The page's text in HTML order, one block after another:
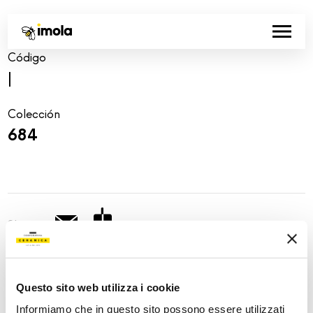
Questo sito web utilizza i cookie
Informiamo che in questo sito possono essere utilizzati
Código
Colección
684
Share: